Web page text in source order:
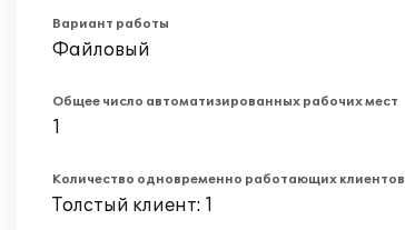
Вариант работы
Файловый
Общее число автоматизированных рабочих мест
1
Количество одновременно работающих клиентов
Толстый клиент: 1